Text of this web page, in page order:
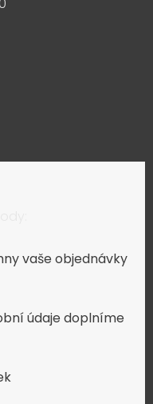
vaše objednávky
údaje doplníme